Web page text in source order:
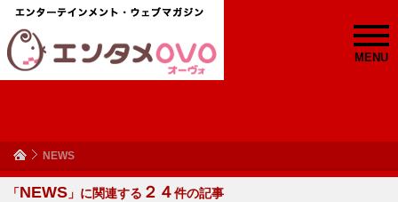
MENU
NEWS
「NEWS 」に関連する ２４件の記事